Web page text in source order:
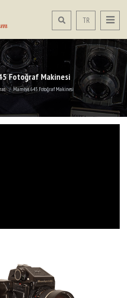
TR
Fotoğraf Makinesi
Mamiya 645 Fotoğraf Makinesi